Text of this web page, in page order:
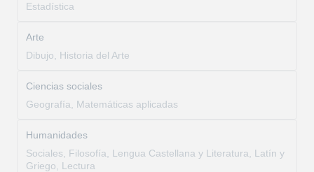
Estadística
Arte
Dibujo, Historia del Arte
Ciencias sociales
Geografía, Matemáticas aplicadas
Humanidades
Sociales, Filosofía, Lengua Castellana y Literatura, Latín y
Griego, Lectura